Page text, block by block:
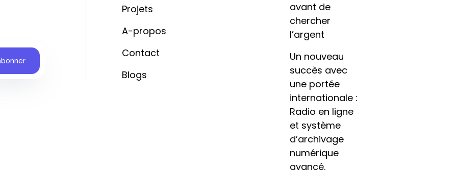
Projets
A-propos
Contact
Blogs
avant de
chercher
l’argent
Un nouveau
succès avec
une portée
internationale :
Radio en ligne
et système
d’archivage
numérique
avancé.